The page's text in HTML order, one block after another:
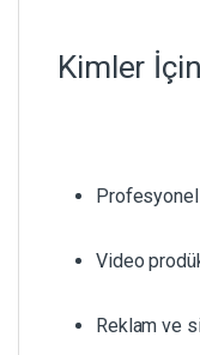
Kimler
Video
Reklam ve